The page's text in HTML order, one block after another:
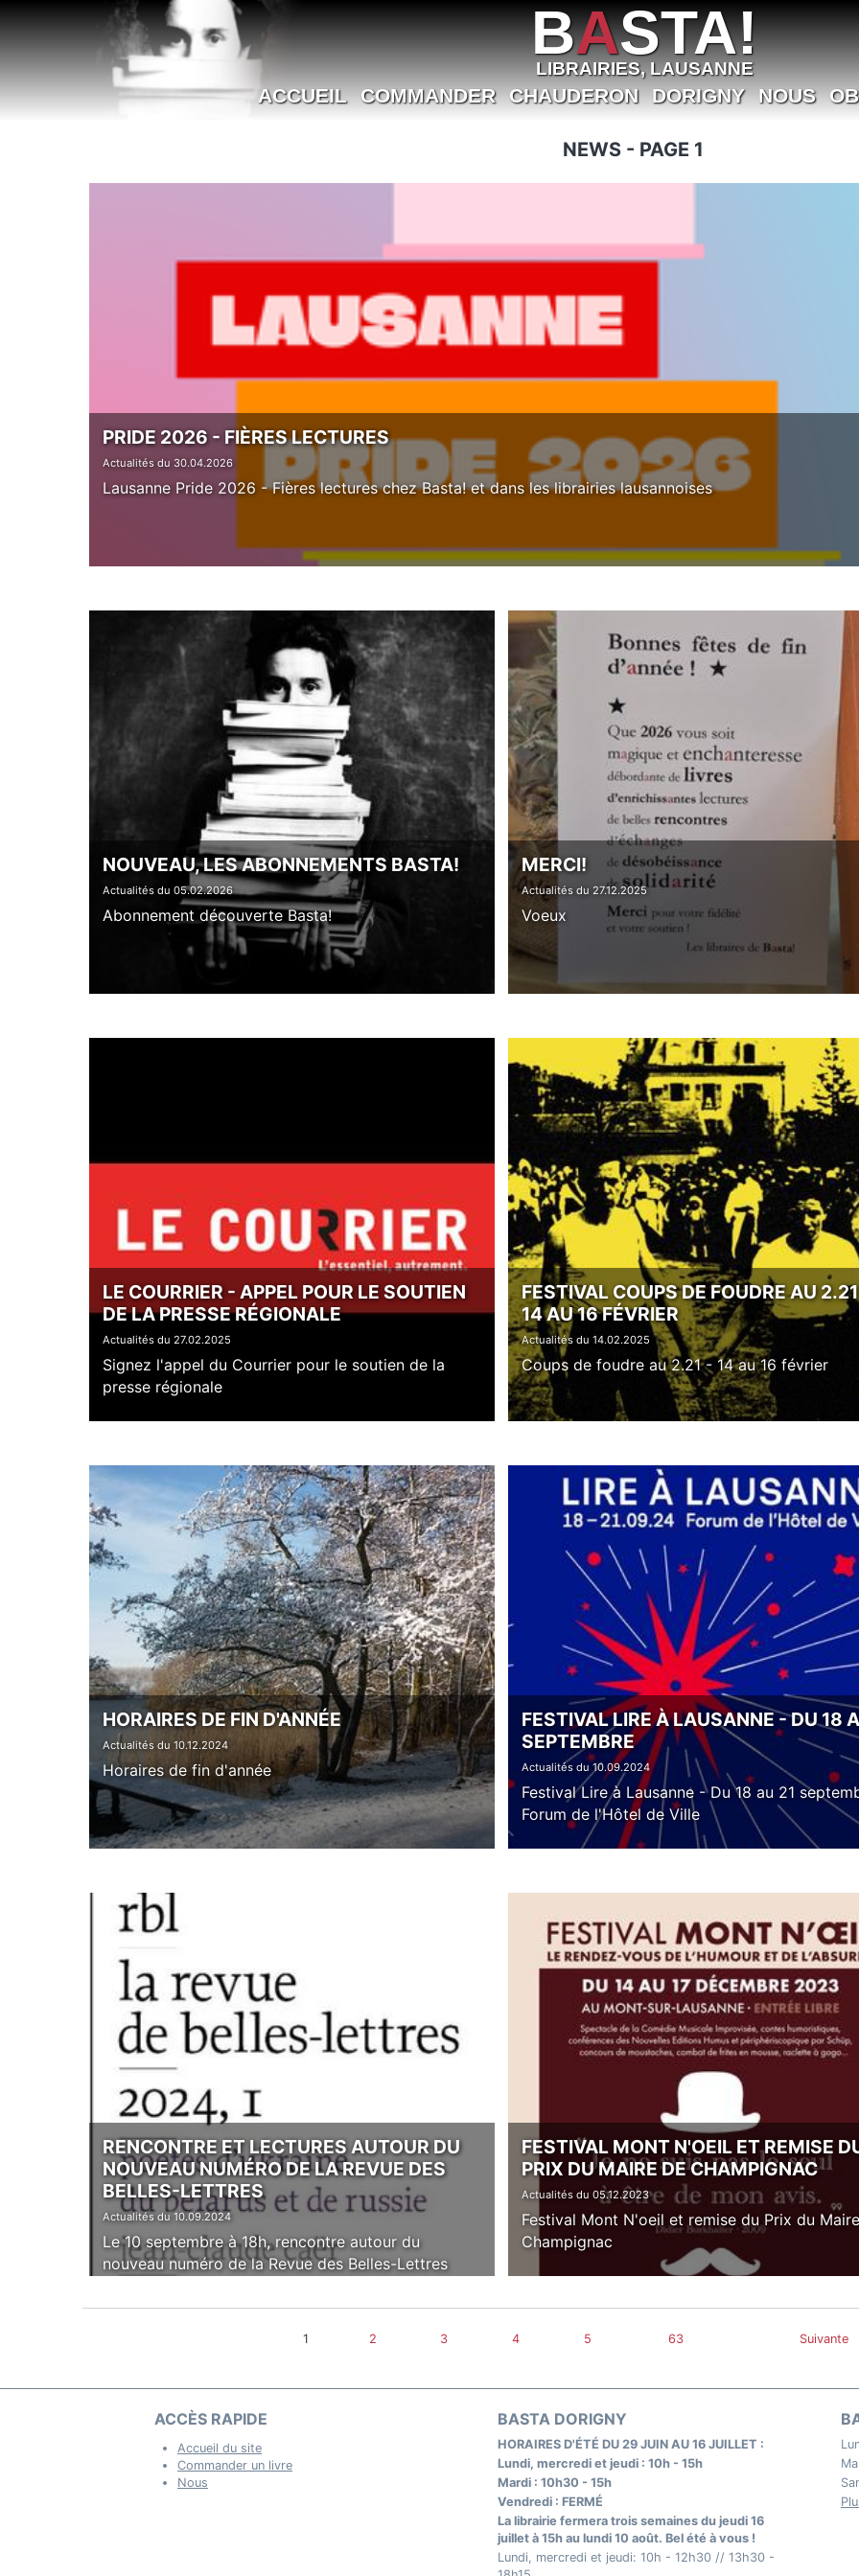
BASTA!
LIBRAIRIES, LAUSANNE
ACCUEIL COMMANDER CHAUDERON DORIGNY NOUS
NEWS - PAGE 1
PRIDE 2026 - FIÈRES LECTURES
Actualités du 30.04.2026
Lausanne Pride 2026 - Fières lectures chez Basta! et dans les librairies lausannoises
NOUVEAU, LES ABONNEMENTS BASTA!
Actualités du 05.02.2026
Abonnement découverte Basta!
MERCI!
Actualités du 27.12.2025
Voeux
LE COURRIER - APPEL POUR LE SOUTIEN
DE LA PRESSE RÉGIONALE
Actualités du 27.02.2025
Signez l'appel du Courrier pour le soutien de la
presse régionale
FESTIVAL COUPS DE FOUDRE AU
14 AU 16 FÉVRIER
Actualités du 14.02.2025
Coups de foudre au 2.21 - 14 au 16 février
HORAIRES DE FIN D'ANNÉE
Actualités du 10.12.2024
Horaires de fin d'année
FESTIVAL LIRE À LAUSANNE - DU 18
SEPTEMBRE
Actualités du 10.09.2024
Festival Lire à Lausanne - Du 18 au 21
Forum de l'Hôtel de Ville
RENCONTRE ET LECTURES AUTOUR DU
NOUVEAU NUMÉRO DE LA REVUE DES
BELLES-LETTRES
Actualités du 10.09.2024
Le 10 septembre à 18h, rencontre autour du
nouveau numéro de la Revue des Belles-Lettres
FESTIVAL MONT N'OEIL ET REMISE
PRIX DU MAIRE DE CHAMPIGNAC
Actualités du 05.12.2023
Festival Mont N'oeil et remise du Prix du
Champignac
1 2 3 4 5 63 Suivante
ACCÈS RAPIDE
Accueil du site
Commander un livre
Nous
BASTA DORIGNY
HORAIRES D'ÉTÉ DU 29 JUIN AU 16 JUILLET :
Lundi, mercredi et jeudi : 10h - 15h
Mardi : 10h30 - 15h
Vendredi : FERMÉ
La librairie fermera trois semaines du jeudi 16
juillet à 15h au lundi 10 août. Bel été à vous !
Lundi, mercredi et jeudi: 10h - 12h30 // 13h30 -